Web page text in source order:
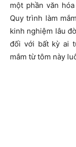
một phần văn
Quy trình làm
kinh nghiệm lâu
đối với bất kỳ ai
mắm từ tôm này